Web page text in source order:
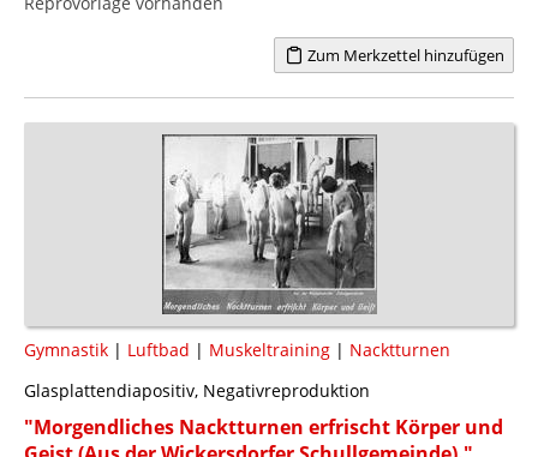
Zum Merkzettel hinzufügen
Gymnastik | Luftbad | Muskeltraining | Nacktturnen
Glasplattendiapositiv, Negativreproduktion
"Morgendliches Nacktturnen erfrischt Körper und